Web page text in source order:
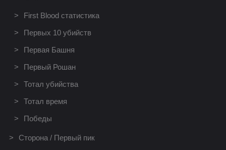
First Blood статистика
Первых 10 убийств
Первая Башня
Первый Рошан
Тотал убийства
Тотал время
Победы
Сторона / Первый пик